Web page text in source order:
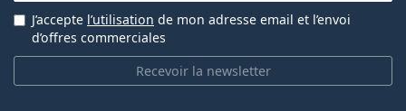
Recevoir la newsletter
J’accepte l’utilisation de mon adresse email et l’envoi
d’offres commerciales